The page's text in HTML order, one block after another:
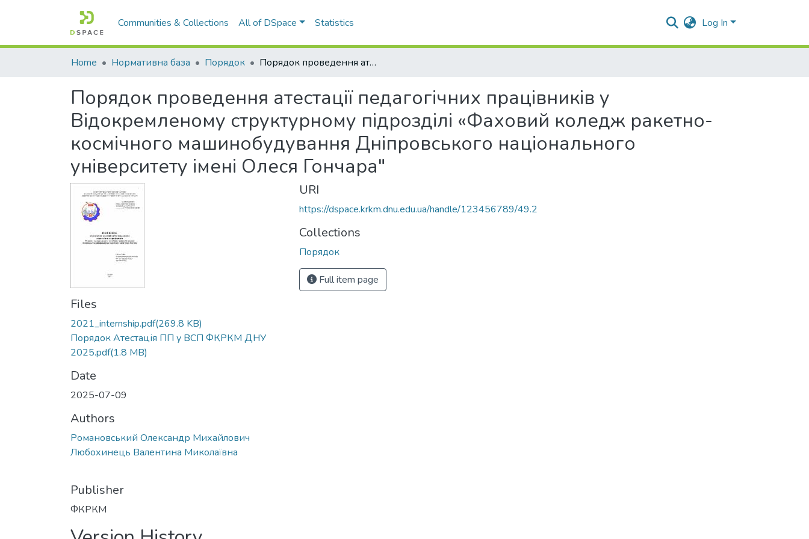
Communities & Collections All of DSpace Statistics Log In
Home Нормативна база Порядок Порядок проведення атестації педагогічних працівників у Відокремленому структурному підрозділі «Фаховий коледж ракетно-космічного машинобудування Дніпровського національного університету імені Олеся Гончара"
Порядок проведення атестації педагогічних працівників у
Відокремленому структурному підрозділі «Фаховий коледж ракетно-
космічного машинобудування Дніпровського національного
університету імені Олеся Гончара"
Files
2021_internship.pdf(269.8 KB)
Порядок Атестація ПП у ВСП ФКРКМ ДНУ
2025.pdf(1.8 MB)
Date
2025-07-09
Authors
Романовський Олександр Михайлович
Любохинець Валентина Миколаївна
Publisher
ФКРКМ
URI
https://dspace.krkm.dnu.edu.ua/handle/123456789/49.2
Collections
Порядок
Full item page